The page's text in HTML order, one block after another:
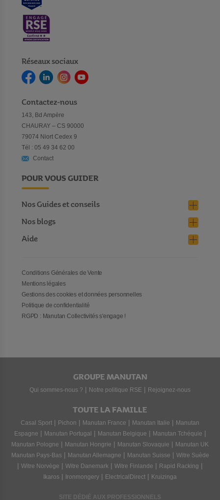
Réseaux sociaux
Contactez-nous
143, Bd Ampère
CHAURAY – CS 90000
79074 Niort Cedex 9
Tél : 05 49 34 62 00
Contact
POUR VOUS GUIDER
Nos Guides et conseils
Nos blogs
Aide
Conditions Générales de Vente
Mentions légales
Gestions des cookies et données personnelles
Politique de confidentialité
RGPD : Manutan Collectivités s'engage !
GROUPE MANUTAN
Qui sommes-nous ? | Notre politique RSE | Rejoignez-nous
TOUTE LA FAMILLE
Casal Sport | Pichon | Manutan France | Manutan Italie | Manutan
Espagne | Manutan Portugal | Manutan Belgique | Manutan Tchéquie |
Manutan Pologne | Manutan Hongrie | Manutan Slovaquie | Manutan UK
Manutan Pays-Bas | Manutan Allemagne | Manutan Suisse | Witre Suède
| Witre Norvège | Witre Danemark | Witre Finlande | Rapid Racking |
Ikaros | Ironmongery | ElectricalDirect | Kruizinga
SITE DÉDIÉ AUX PROFESSIONNELS